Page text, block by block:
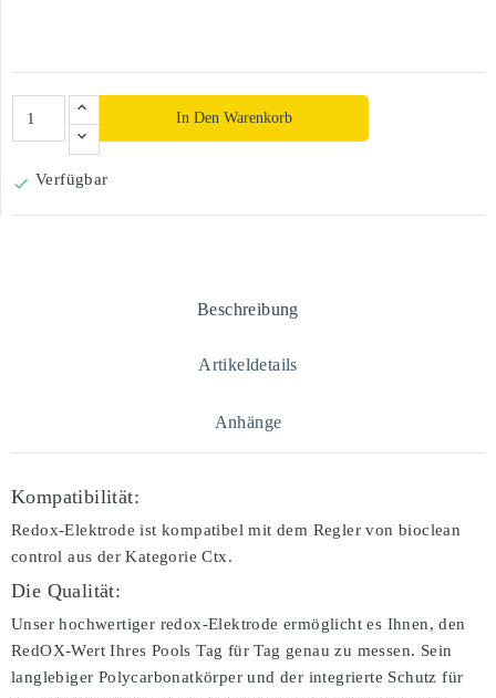
In Den Warenkorb
 Verfügbar
Beschreibung
Artikeldetails
Anhänge
Kompatibilität:
Redox-Elektrode ist kompatibel mit dem Regler von bioclean
control aus der Kategorie Ctx.
Die Qualität:
Unser hochwertiger redox-Elektrode ermöglicht es Ihnen, den
RedOX-Wert Ihres Pools Tag für Tag genau zu messen. Sein
langlebiger Polycarbonatkörper und der integrierte Schutz für